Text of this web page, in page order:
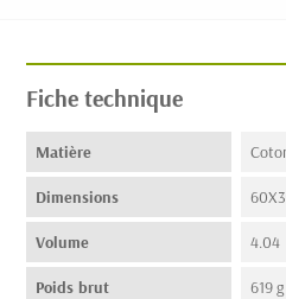
Fiche technique
Matière
Dimensions
Volume 4.04
Poids brut 619 g